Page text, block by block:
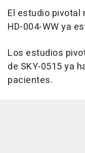
El estudio pivotal
HD-004-WW ya
Los estudios
de SKY-0515 ya
pacientes.